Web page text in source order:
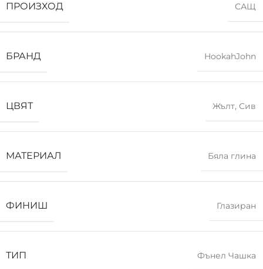
ПРОИЗХОД САЩ
БРАНД HookahJohn
ЦВЯТ Жълт, Сив
МАТЕРИАЛ Бяла глина
ФИНИШ Глазиран
ТИП Фънел Чашка